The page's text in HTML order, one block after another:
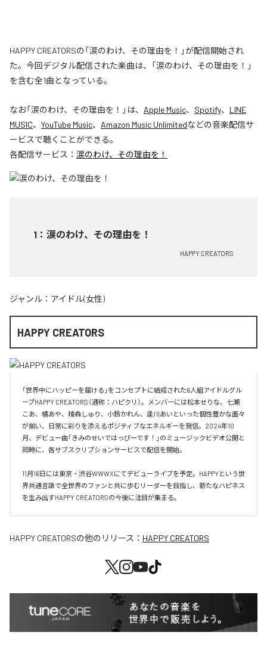
HAPPY CREATORSの「涙のわけ、その理由を！」が配信開始され
た。今回デジタル配信された楽曲は、「涙のわけ、その理由を！」
を含む全1曲となっている。
なお「涙のわけ、その理由を！ 」は、 Apple Music、 Spotify、 LINE
MUSIC、 YouTube Music、 Amazon Music Unlimitedなどの音楽配信サ
ービスで聴くことができる。
各配信サービス： 涙のわけ、その理由を！
1 ： 涙のわけ、その理由を！
HAPPY CREATORS
ジャンル： アイドル(女性)
HAPPY CREATORS
「世界中にハッピーを届ける」をコンセプトに結成された6人組アイドルグル
ープHAPPY CREATORS（通称：ハピクリ）。メンバーには松本せりな、七瀬
こあ、橘あや、楠森しゅり、小鈴かれん、逢川あいといった個性豊かな面々
が揃い、日常に彩りを添えるポジティブなエネルギーを発信。2024年10
月、デビュー曲「きみのせいではっぴーです！」のミュージックビデオ公開と
同時に、各サブスクリプションサービスで配信を開始。
11月16日には東京・渋谷WWWXにてデビューライブを予定。HAPPYという世
界共通言語で全世界のファンと共に歩むリーダーを目指し、新たなハピネス
を生み出すHAPPY CREATORSの今後に注目が集まる。
HAPPY CREATORSの他のリリース： HAPPY CREATORS